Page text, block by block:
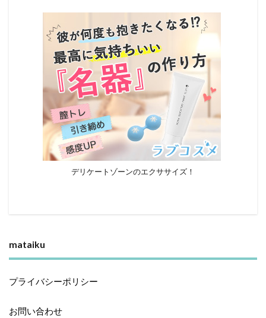
デリケートゾーンのエクササイズ！
mataiku
プライバシーポリシー
お問い合わせ